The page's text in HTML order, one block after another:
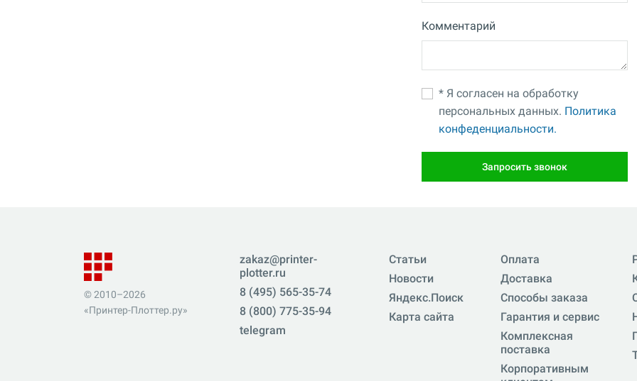
Комментарий
* Я согласен на обработку
персональных данных. Политика
конфеденциальности.
Запросить звонок
© 2010–2026
«Принтер-Плоттер.ру»
zakaz@printer-
plotter.ru
8 (495) 565-35-74
8 (800) 775-35-94
telegram
Статьи
Новости
Яндекс.Поиск
Карта сайта
Оплата
Доставка
Способы заказа
Гарантия и сервис
Комплексная
поставка
Корпоративным